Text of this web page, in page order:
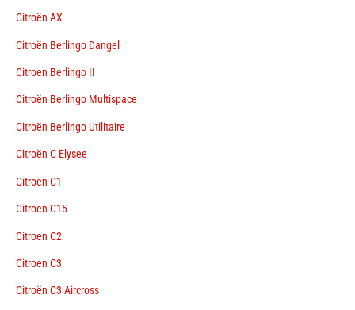
Citroën AX
Citroën Berlingo Dangel
Citroen Berlingo II
Citroën Berlingo Multispace
Citroën Berlingo Utilitaire
Citroën C Elysee
Citroën C1
Citroen C15
Citroen C2
Citroen C3
Citroën C3 Aircross